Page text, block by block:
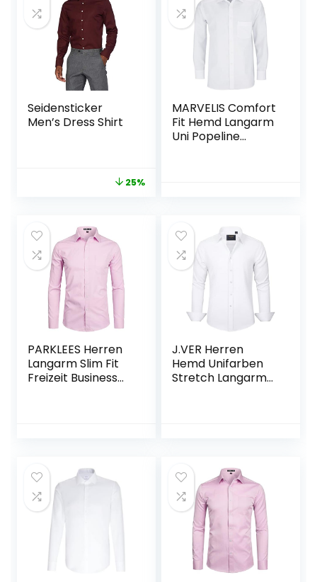
Seidensticker
Men’s Dress Shirt
25%
MARVELIS Comfort
Fit Hemd Langarm
Uni Popeline
PARKLEES Herren
Langarm Slim Fit
Freizeit Business
J.VER Herren
Hemd Unifarben
Stretch Langarm
Anzug Hemd